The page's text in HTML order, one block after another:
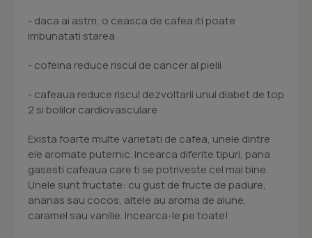
- daca ai astm, o ceasca de cafea iti poate
imbunatati starea
- cofeina reduce riscul de cancer al pielii
- cafeaua reduce riscul dezvoltarii unui diabet de top
2 si bolilor cardiovasculare
Exista foarte multe varietati de cafea, unele dintre
ele aromate puternic. Incearca diferite tipuri, pana
gasesti cafeaua care ti se potriveste cel mai bine.
Unele sunt fructate: cu gust de fructe de padure,
ananas sau cocos, altele au aroma de alune,
caramel sau vanilie. Incearca-le pe toate!